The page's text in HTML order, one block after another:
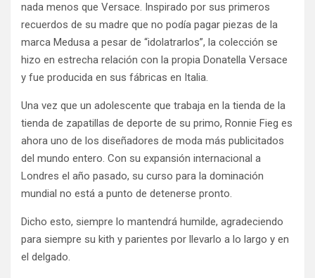
nada menos que Versace. Inspirado por sus primeros
recuerdos de su madre que no podía pagar piezas de la
marca Medusa a pesar de “idolatrarlos”, la colección se
hizo en estrecha relación con la propia Donatella Versace
y fue producida en sus fábricas en Italia.
Una vez que un adolescente que trabaja en la tienda de la
tienda de zapatillas de deporte de su primo, Ronnie Fieg es
ahora uno de los diseñadores de moda más publicitados
del mundo entero. Con su expansión internacional a
Londres el año pasado, su curso para la dominación
mundial no está a punto de detenerse pronto.
Dicho esto, siempre lo mantendrá humilde, agradeciendo
para siempre su kith y parientes por llevarlo a lo largo y en
el delgado.